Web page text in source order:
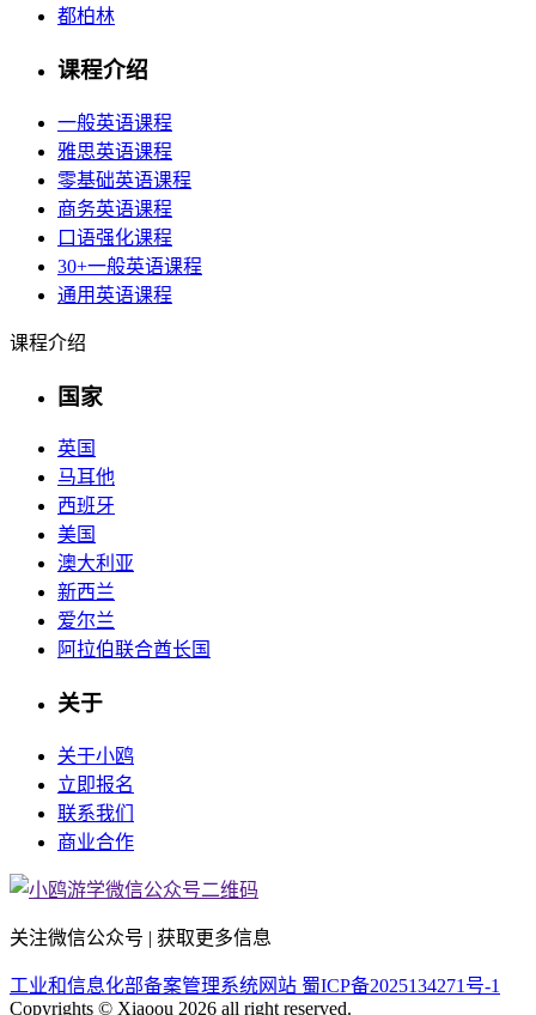
都柏林
课程介绍
一般英语课程
雅思英语课程
零基础英语课程
商务英语课程
口语强化课程
30+一般英语课程
通用英语课程
课程介绍
国家
英国
马耳他
西班牙
美国
澳大利亚
新西兰
爱尔兰
阿拉伯联合酋长国
关于
关于小鸥
立即报名
联系我们
商业合作
关注微信公众号 | 获取更多信息
工业和信息化部备案管理系统网站 蜀ICP备2025134271号-1
Copyrights © Xiaoou 2026 all right reserved.